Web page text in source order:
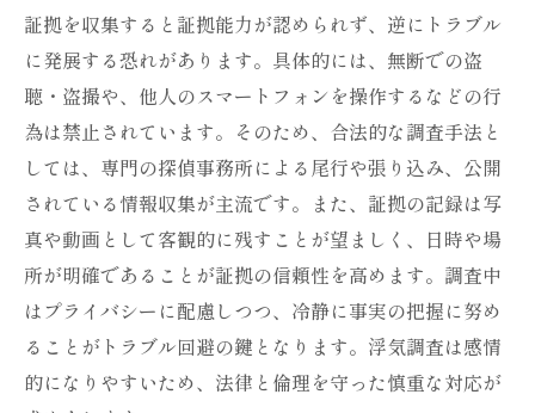
証拠を収集すると証拠能力が認められず、逆にトラブル
に発展する恐れがあります。具体的には、無断での盗
聴・盗撮や、他人のスマートフォンを操作するなどの行
為は禁止されています。そのため、合法的な調査手法と
しては、専門の探偵事務所による尾行や張り込み、公開
されている情報収集が主流です。また、証拠の記録は写
真や動画として客観的に残すことが望ましく、日時や場
所が明確であることが証拠の信頼性を高めます。調査中
はプライバシーに配慮しつつ、冷静に事実の把握に努め
ることがトラブル回避の鍵となります。浮気調査は感情
的になりやすいため、法律と倫理を守った慎重な対応が